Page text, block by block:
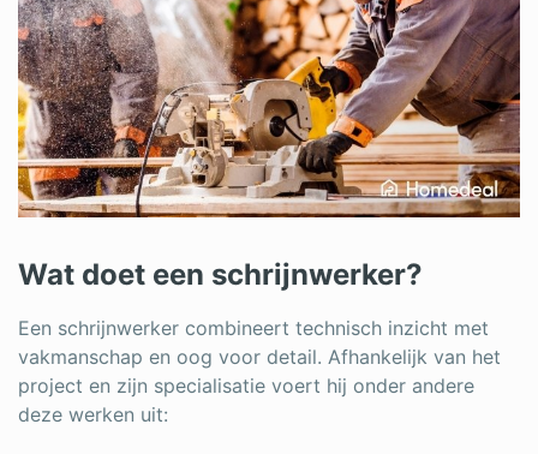
Wat doet een schrijnwerker?
Een schrijnwerker combineert technisch inzicht met
vakmanschap en oog voor detail. Afhankelijk van het
project en zijn specialisatie voert hij onder andere
deze werken uit: